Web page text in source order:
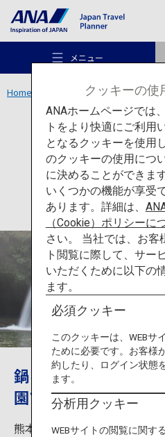
メニュー
おすすめの旅
旅のアイデア
行き先
旅のお役立ち情報
ANA サービス
Home 九州エリア 鍋ヶ滝公園
アクティビティ
鍋ヶ
鍋ヶ滝の美しさを堪
園ではライトアップ
熊本県の鍋ヶ滝公園は滝がと
クッキーの使
ANAホームページでは
トをより快適にご利用
となるクッキーを使用
のクッキーの使用につ
に決めることができま
いくつかの機能が享受
あります。詳細は、
（Cookie）ポリシーに
さい。 当社では、お客
ト閲覧に際して、サー
いただくために以下の
ます。
必須クッキー
このクッキーは、WEBサ
ために必要です。お客様
約したり、ログイン状態
ます。
分析用クッキー
WEBサイトの閲覧に関す